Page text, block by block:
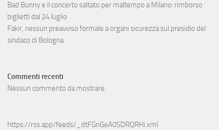
Bad Bunny e il concerto saltato per maltempo a Milano: rimborso
biglietti dal 24 luglio
Fakir, nessun preavviso formale a organi sicurezza sul presidio del
sindaco di Bologna
Commenti recenti
Nessun commento da mostrare.
https://rss.app/feeds/_dtFGnGeA0SDRQRHi.xml